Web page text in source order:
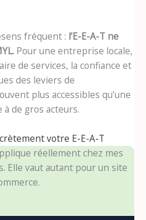
fréquent : l’E-E-A-T ne
Pour une entreprise locale,
de services, la confiance et
des leviers de
plus accessibles qu’une
à de gros acteurs.
votre E-E-A-T
réellement chez mes
Elle vaut autant pour un site